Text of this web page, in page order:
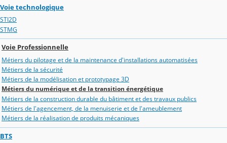
Voie technologique
STI2D
STMG
Voie Professionnelle
Métiers du pilotage et de la maintenance d'installations automatisées
Métiers de la sécurité
Métiers de la modélisation et prototypage 3D
Métiers du numérique et de la transition énergétique
Métiers de la construction durable du bâtiment et des travaux publics
Métiers de l'agencement, de la menuiserie et de l'ameublement
Métiers de la réalisation de produits mécaniques
BTS